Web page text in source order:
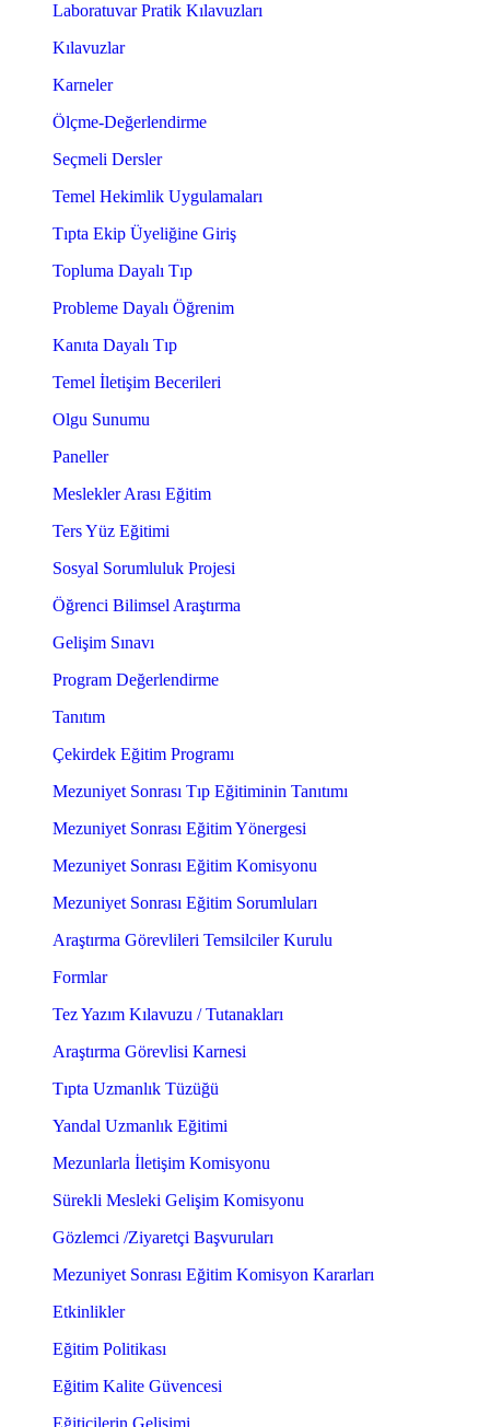
Laboratuvar Pratik Kılavuzları
Kılavuzlar
Karneler
Ölçme-Değerlendirme
Seçmeli Dersler
Temel Hekimlik Uygulamaları
Tıpta Ekip Üyeliğine Giriş
Topluma Dayalı Tıp
Probleme Dayalı Öğrenim
Kanıta Dayalı Tıp
Temel İletişim Becerileri
Olgu Sunumu
Paneller
Meslekler Arası Eğitim
Ters Yüz Eğitimi
Sosyal Sorumluluk Projesi
Öğrenci Bilimsel Araştırma
Gelişim Sınavı
Program Değerlendirme
Tanıtım
Çekirdek Eğitim Programı
Mezuniyet Sonrası Tıp Eğitiminin Tanıtımı
Mezuniyet Sonrası Eğitim Yönergesi
Mezuniyet Sonrası Eğitim Komisyonu
Mezuniyet Sonrası Eğitim Sorumluları
Araştırma Görevlileri Temsilciler Kurulu
Formlar
Tez Yazım Kılavuzu / Tutanakları
Araştırma Görevlisi Karnesi
Tıpta Uzmanlık Tüzüğü
Yandal Uzmanlık Eğitimi
Mezunlarla İletişim Komisyonu
Sürekli Mesleki Gelişim Komisyonu
Gözlemci /Ziyaretçi Başvuruları
Mezuniyet Sonrası Eğitim Komisyon Kararları
Etkinlikler
Eğitim Politikası
Eğitim Kalite Güvencesi